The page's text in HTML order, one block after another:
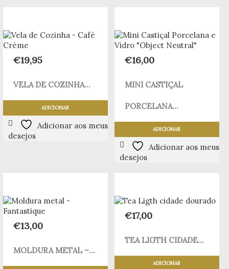
€19,95
VELA DE COZINHA...
ADICIONAR
Adicionar aos meus
desejos
€16,00
MINI CASTIÇAL
PORCELANA...
ADICIONAR
Adicionar aos meus
desejos
€13,00
MOLDURA METAL –...
€17,00
TEA LIGTH CIDADE...
ADICIONAR